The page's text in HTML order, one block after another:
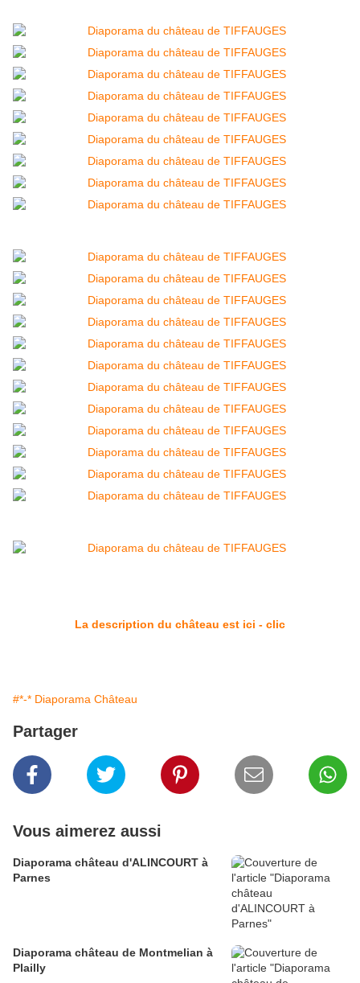
La description du château est ici - clic
#*-* Diaporama Château
Partager
Vous aimerez aussi
Diaporama château d'ALINCOURT à
Parnes
Diaporama château de Montmelian à
Plailly